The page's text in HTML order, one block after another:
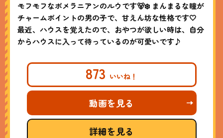
モフモフなポメラニアンのルウです🐻‍❄️ まんまるな瞳が
チャームポイントの男の子で、甘えん坊な性格です🤍
最近、ハウスを覚えたので、おやつが欲しい時は、自分
からハウスに入って待っているのが可愛いです♪
873
動画を見る
詳細を見る